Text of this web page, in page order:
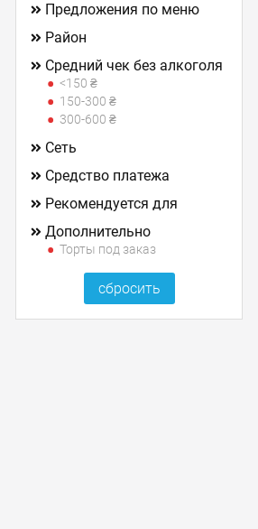
Предложения по меню
Район
Средний чек без алкоголя
<150 ₴
150-300 ₴
300-600 ₴
Сеть
Средство платежа
Рекомендуется для
Дополнительно
Торты под заказ